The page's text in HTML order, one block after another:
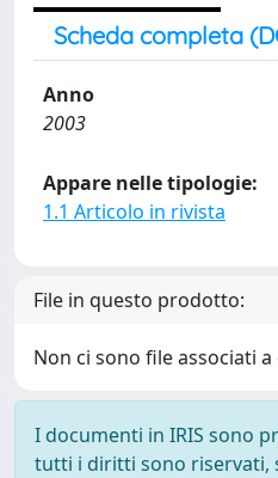
Scheda completa
Anno
2003
Appare nelle tipologie:
1.1 Articolo in rivista
File in questo prodotto:
Non ci sono file associati
I documenti in IRIS sono
tutti i diritti sono riservati,